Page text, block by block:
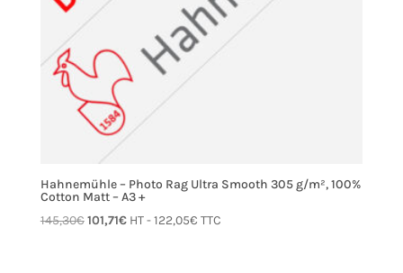
Hahnemühle – Photo Rag Ultra Smooth 305 g/m², 100%
Cotton Matt – A3 +
145,30€Le
101,71€LeHT -122,05€ TTC